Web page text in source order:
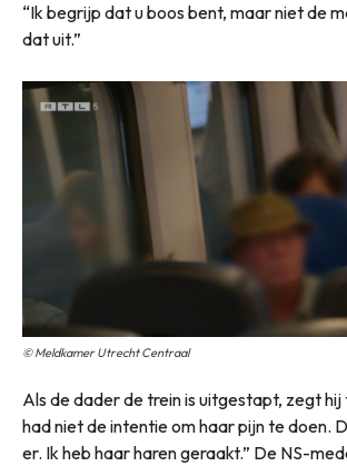
“Ik begrijp dat u boos bent, maar niet de
dat uit.”
© Meldkamer Utrecht Centraal
Als de dader de trein is uitgestapt, zegt hij
had niet de intentie om haar pijn te doen.
er. Ik heb haar haren geraakt.” De NS-